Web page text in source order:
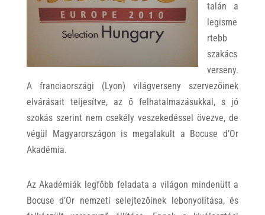
talán a
legisme
rtebb
szakács
verseny.
A franciaországi (Lyon) világverseny szervezőinek
elvárásait teljesítve, az ő felhatalmazásukkal, s jó
szokás szerint nem csekély veszekedéssel övezve, de
végül Magyarországon is megalakult a Bocuse d’Or
Akadémia.
Az Akadémiák legfőbb feladata a világon mindenütt a
Bocuse d’Or nemzeti selejtezőinek lebonyolítása, és